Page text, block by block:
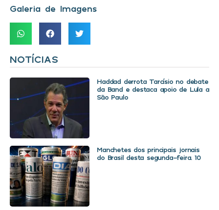
Galeria de Imagens
NOTÍCIAS
Haddad derrota Tarcísio no debate
da Band e destaca apoio de Lula a
São Paulo
Manchetes dos principais jornais
do Brasil desta segunda-feira. 10